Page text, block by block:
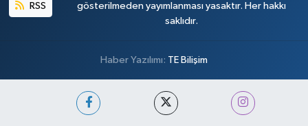
RSS
gösterilmeden yayımlanması yasaktır. Her hakkı
saklıdır.
Haber Yazılımı: TE Bilişim